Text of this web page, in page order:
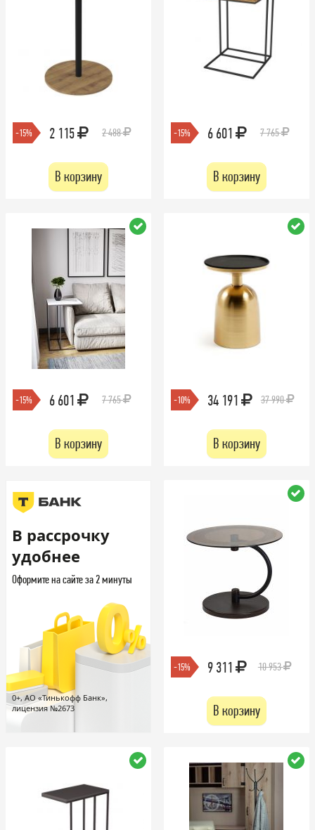
-15% 2 115 2 488
В корзину
-15% 6 601 7 765
В корзину
-15% 6 601 7 765
В корзину
-10% 34 191 37 990
В корзину
В рассрочку
удобнее
Оформите на сайте за 2 минуты
0+, АО «Тинькофф Банк»,
лицензия №2673
-15% 9 311 10 953
В корзину